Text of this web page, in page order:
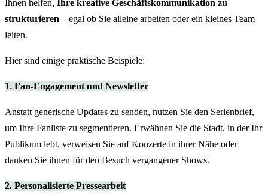
Ihnen helfen, Ihre kreative Geschäftskommunikation zu
strukturieren – egal ob Sie alleine arbeiten oder ein kleines Team
leiten.
Hier sind einige praktische Beispiele:
1. Fan-Engagement und Newsletter
Anstatt generische Updates zu senden, nutzen Sie den Serienbrief,
um Ihre Fanliste zu segmentieren. Erwähnen Sie die Stadt, in der Ihr
Publikum lebt, verweisen Sie auf Konzerte in ihrer Nähe oder
danken Sie ihnen für den Besuch vergangener Shows.
2. Personalisierte Pressearbeit